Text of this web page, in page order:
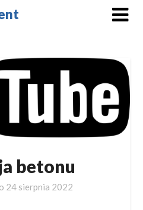
betonu
24 sierpnia 2022